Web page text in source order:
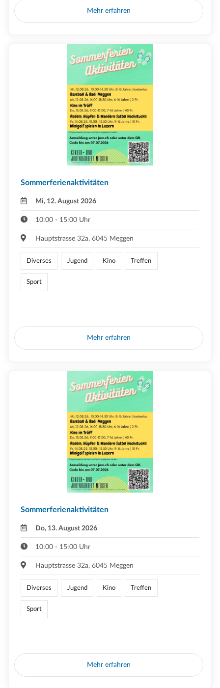
Mehr erfahren
Sommerferienaktivitäten
Mi, 12. August 2026
10:00 - 15:00 Uhr
Hauptstrasse 32a, 6045 Meggen
Diverses Jugend Kino Treffen
Sport
Mehr erfahren
Sommerferienaktivitäten
Do, 13. August 2026
10:00 - 15:00 Uhr
Hauptstrasse 32a, 6045 Meggen
Diverses Jugend Kino Treffen
Sport
Mehr erfahren